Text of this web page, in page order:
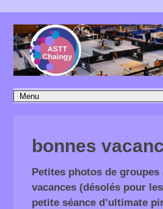
bonnes
Petites photos de groupes
vacances (désolés pour
petite séance d’ultimate